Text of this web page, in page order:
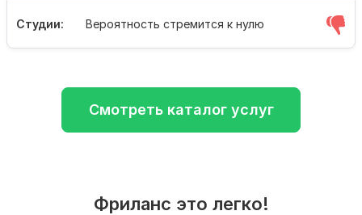
Студии: Вероятность стремится к нулю
Смотреть каталог услуг
Фриланс это легко!